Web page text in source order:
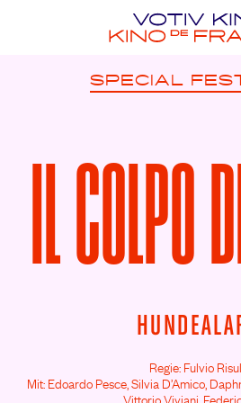
SPECIAL
IL COLPO
Regie: Fulvio
Mit: Edoardo Pesce, Silvia D’Amico,
Vittorio Viviani,